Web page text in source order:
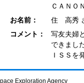
ＣＡＮ
お名前：
住 高秀
コメント：
写友夫婦
できまし
ＩＳＳを
Exploration Agency